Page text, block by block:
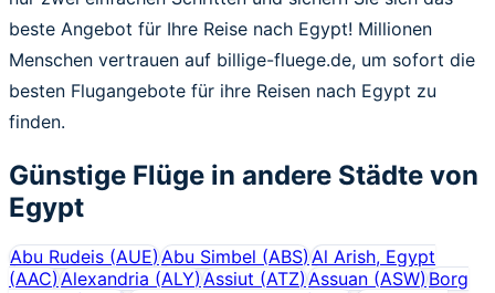
beste Angebot für Ihre Reise nach Egypt! Millionen
Menschen vertrauen auf billige-fluege.de, um sofort die
besten Flugangebote für ihre Reisen nach Egypt zu
finden.
Günstige Flüge in andere Städte von
Egypt
Abu Rudeis (AUE)Abu Simbel (ABS)Al Arish, Egypt
(AAC)Alexandria (ALY) Assiut (ATZ)Assuan (ASW) Borg